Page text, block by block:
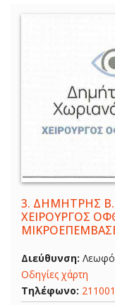
3. ΔΗΜΗΤΡΗΣ
ΧΕΙΡΟΥΡΓΟΣ
Διεύθυνση:
Οδηγίες χάρτη
Τηλέφωνο: